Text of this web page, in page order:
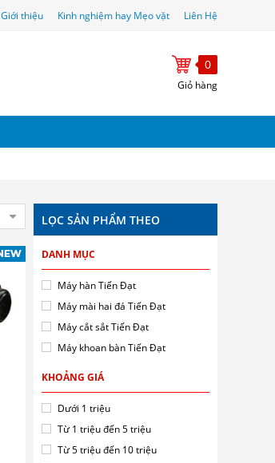
Giới thiệu Kinh nghiệm hay Mẹo vặt Liên Hệ
0
Giỏ hàng
LỌC SẢN PHẨM THEO
DANH MỤC
Máy hàn Tiến Đạt
Máy mài hai đá Tiến Đạt
Máy cắt sắt Tiến Đạt
Máy khoan bàn Tiến Đạt
KHOẢNG GIÁ
Dưới 1 triệu
Từ 1 triệu đến 5 triệu
Từ 5 triệu đến 10 triệu